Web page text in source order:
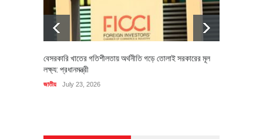
বেসরকারি খাতের গতিশীলতায় অর্থনীতি গড়ে তোলাই সরকারের মূল
লক্ষ্য: প্রধানমন্ত্রী
জাতীয় July 23, 2026